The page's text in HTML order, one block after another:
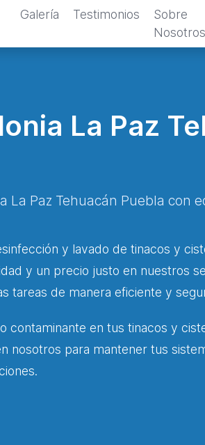
Galería Testimonios
Sobre
Nosotros
La Paz
Paz Tehuacán Puebla con
y lavado de tinacos y
y un precio justo en nuestros
tareas de manera eficiente y
contaminante en tus tinacos y
nosotros para mantener tus